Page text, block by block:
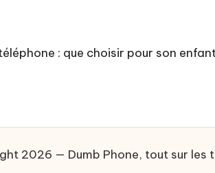
: que choisir pour son
2026 — Dumb Phone, tout sur les